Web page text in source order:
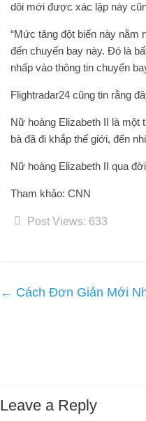
dõi mới được xác lập này
“Mức tăng đột biến này nằm
đến chuyến bay này. Đó là
nhấp vào thông tin chuyến
Flightradar24 cũng tin rằng
Nữ hoàng Elizabeth II là một
bà đã đi khắp thế giới, đến
Nữ hoàng Elizabeth II qua
Tham khảo: CNN
Post Views: 633
← Cách Đơn Giản Mới
Leave a Reply